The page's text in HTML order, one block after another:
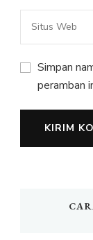
Simpan
peramban